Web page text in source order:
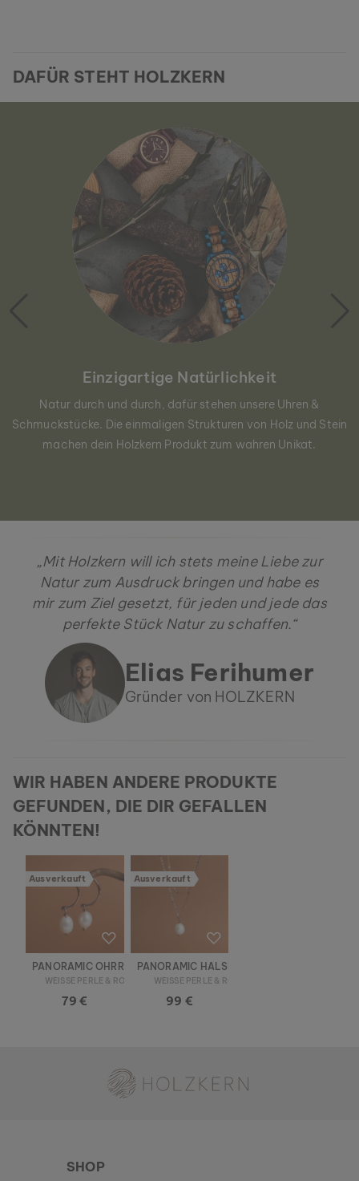
DAFÜR STEHT HOLZKERN
Einzigartige Natürlichkeit
Natur durch und durch, dafür stehen unsere Uhren &
Schmuckstücke. Die einmaligen Strukturen von Holz und Stein
machen dein Holzkern Produkt zum wahren Unikat.
„Mit Holzkern will ich stets meine Liebe zur
Natur zum Ausdruck bringen und habe es
mir zum Ziel gesetzt, für jeden und jede das
perfekte Stück Natur zu schaffen.“
Elias Ferihumer
Gründer von HOLZKERN
WIR HABEN ANDERE PRODUKTE
GEFUNDEN, DIE DIR GEFALLEN
KÖNNTEN!
Ausverkauft
PANORAMIC OHRRINGE
WEISSE PERLE & ROSÉ
79 €
Ausverkauft
PANORAMIC HALSKETTE
WEISSE PERLE & ROSÉ
99 €
SHOP